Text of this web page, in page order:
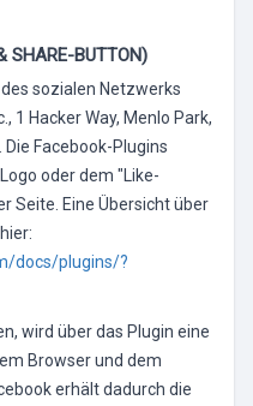
SHARE-BUTTON)
sozialen Netzwerks
1 Hacker Way, Menlo Park,
Facebook-Plugins
oder dem "Like-
Seite. Eine Übersicht über
docs/plugins/?
wird über das Plugin eine
Browser und dem
erhält dadurch die